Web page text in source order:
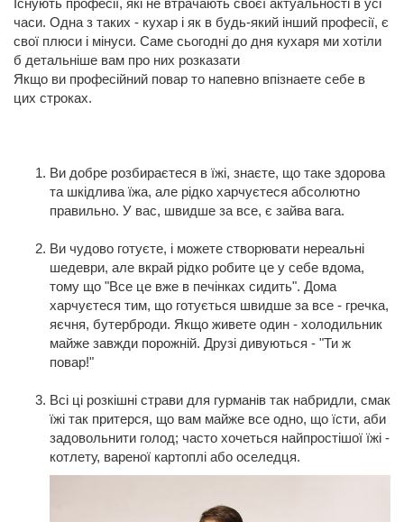
Існують професії, які не втрачають своєї актуальності в усі
часи. Одна з таких - кухар і як в будь-який інший професії, є
свої плюси і мінуси. Саме сьогодні до дня кухаря ми хотіли
б детальніше вам про них розказати
Якщо ви професійний повар то напевно впізнаете себе в
цих строках.
Ви добре розбираєтеся в їжі, знаєте, що таке здорова
та шкідлива їжа, але рідко харчуєтеся абсолютно
правильно. У вас, швидше за все, є зайва вага.
Ви чудово готуєте, і можете створювати нереальні
шедеври, але вкрай рідко робите це у себе вдома,
тому що "Все це вже в печінках сидить". Дома
харчуєтеся тим, що готується швидше за все - гречка,
яєчня, бутерброди. Якщо живете один - холодильник
майже завжди порожній. Друзі дивуються - "Ти ж
повар!"
Всі ці розкішні страви для гурманів так набридли, смак
їжі так притерся, що вам майже все одно, що їсти, аби
задовольнити голод; часто хочеться найпростішої їжі -
котлету, вареної картоплі або оселедця.